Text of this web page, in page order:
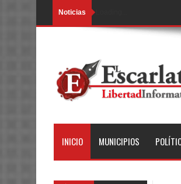
Noticias
INICIO MUNICIPIOS